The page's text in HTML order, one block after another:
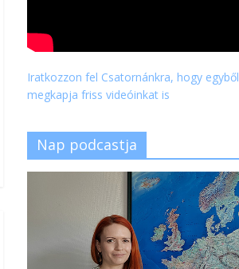
Iratkozzon fel Csatornánkra, hogy egyből
megkapja friss videóinkat is
Nap podcastja